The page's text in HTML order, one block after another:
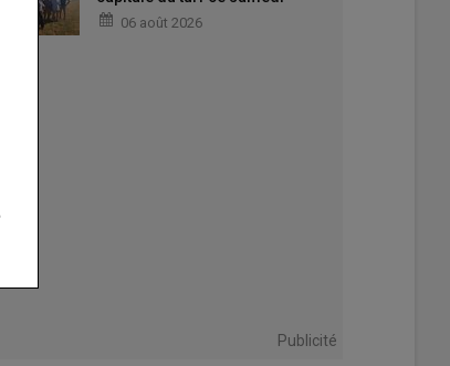
06 août 2026
Publicité